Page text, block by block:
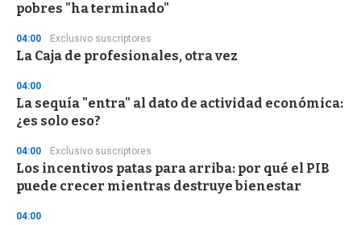
pobres "ha terminado"
04:00 Exclusivo suscriptores
La Caja de profesionales, otra vez
04:00
La sequía "entra" al dato de actividad económica:
¿es solo eso?
04:00 Exclusivo suscriptores
Los incentivos patas para arriba: por qué el PIB
puede crecer mientras destruye bienestar
04:00